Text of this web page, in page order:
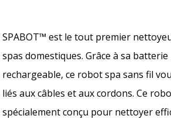
SPABOT™ est le tout premier
spas domestiques. Grâce à sa
rechargeable, ce robot spa sans fil
liés aux câbles et aux cordons. Ce
spécialement conçu pour nettoyer